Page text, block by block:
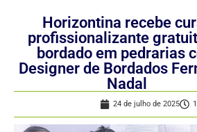
Horizontina recebe
profissionalizante
bordado em pedrarias
Designer de Bordados
Nadal
24 de julho de 2025